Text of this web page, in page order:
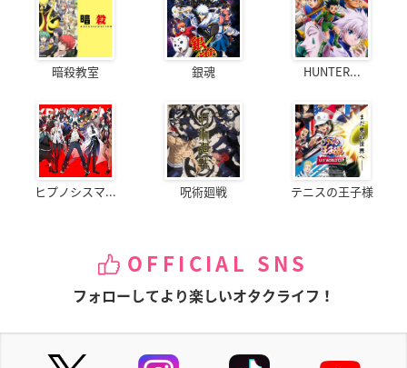
暗殺教室 銀魂 HUNTER...
ヒプノシスマ... 呪術廻戦 テニスの王子様
OFFICIAL SNS
フォローしてより楽しいオタクライフ！